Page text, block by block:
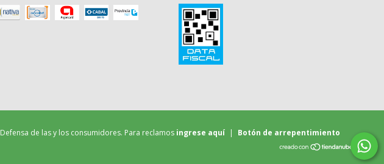
Defensa de las y los consumidores. Para reclamos ingrese aquí | Botón de arrepentimiento